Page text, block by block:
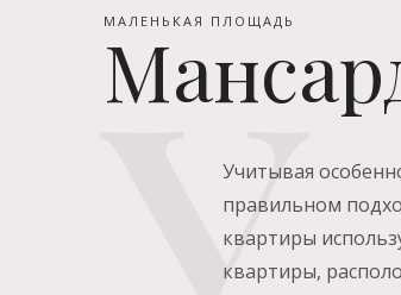
МАЛЕНЬКАЯ ПЛОЩАДЬ
Учитывая
правильном
квартиры
квартиры,